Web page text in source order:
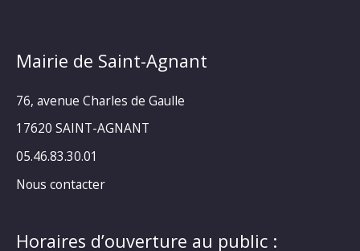
Mairie de Saint-Agnant
76, avenue Charles de Gaulle
17620 SAINT-AGNANT
05.46.83.30.01
Nous contacter
Horaires d’ouverture au public :